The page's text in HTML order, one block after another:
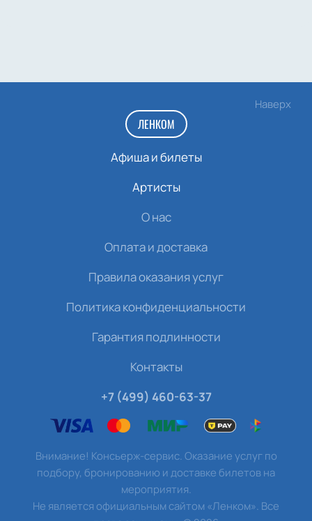
Наверх
ЛЕНКОМ
Афиша и билеты
Артисты
О нас
Оплата и доставка
Правила оказания услуг
Политика конфиденциальности
Гарантия подлинности
Контакты
+7 (499) 460-63-37
Внимание! Консьерж-сервис. Оказание услуг по
подбору, бронированию и доставке билетов на
мероприятия.
Не является официальным сайтом «Ленком». Все